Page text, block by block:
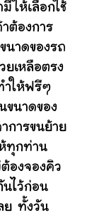
ให้เลือกใช้
ต้องการ
นาดของรถ
ยเหลือตรง
ำให้ฟรีๆ
ขนาดของ
การขนย้าย
ห้ทุกท่าน
องจองคิว
นไว้ก่อน
ย ทั้งวัน